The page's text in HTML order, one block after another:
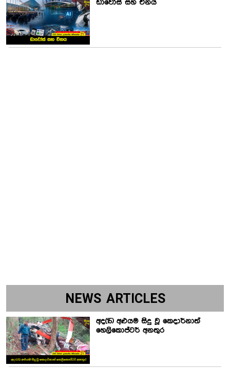
ඩාවෝස් සහ චීනය
NEWS ARTICLES
අද(15) අළුයම සිදු වූ කෙදාර්නාත්
හෙලිකොප්ටර් අනතුර